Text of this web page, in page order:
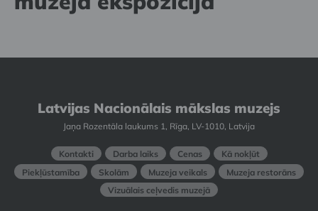
Latvijas Nacionālais mākslas muzejs
Jaņa Rozentāla laukums 1, Rīga, LV-1010, Latvija
Kontakti Darba laiks Cenas
Kā nokļūt
Piekļūstamība
Skolām Muzeja veikals
Muzeja restorāns
Vizuālais ceļvedis muzejā